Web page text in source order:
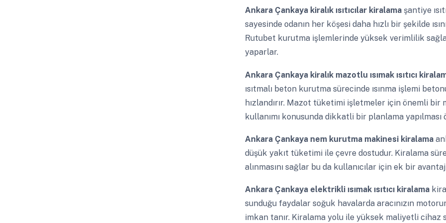
Ankara Çankaya kiralık ısıtıcılar kiralama şantiye
sayesinde odanın her köşesi daha hızlı bir şekilde
Rutubet kurutma işlemlerinde yüksek verimlilik
yaparlar.
Ankara Çankaya kiralık mazotlu ısımak ısıtıcı
ısıtmalı beton kurutma sürecinde ısınma işlemi
hızlandırır. Mazot tüketimi işletmeler için önemli bir
kullanımı konusunda dikkatli bir planlama yapılması
Ankara Çankaya nem kurutma makinesi kiralama
düşük yakıt tüketimi ile çevre dostudur. Kiralama
alınmasını sağlar bu da kullanıcılar için ek bir
Ankara Çankaya elektrikli ısımak ısıtıcı kiralama
sunduğu faydalar soğuk havalarda aracınızın
imkan tanır. Kiralama yolu ile yüksek maliyetli cihaz